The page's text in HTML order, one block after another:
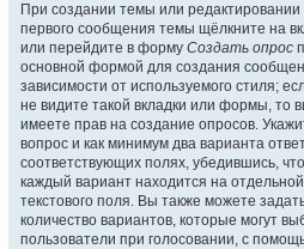
При создании темы или редактировании
первого сообщения темы щёлкните на
или перейдите в форму Создать опрос
основной формой для создания
зависимости от используемого стиля;
не видите такой вкладки или формы, то
имеете прав на создание опросов.
вопрос и как минимум два варианта
соответствующих полях, убедившись, что
каждый вариант находится на отдельной
текстового поля. Вы также можете
количество вариантов, которые могут
пользователи при голосовании, с